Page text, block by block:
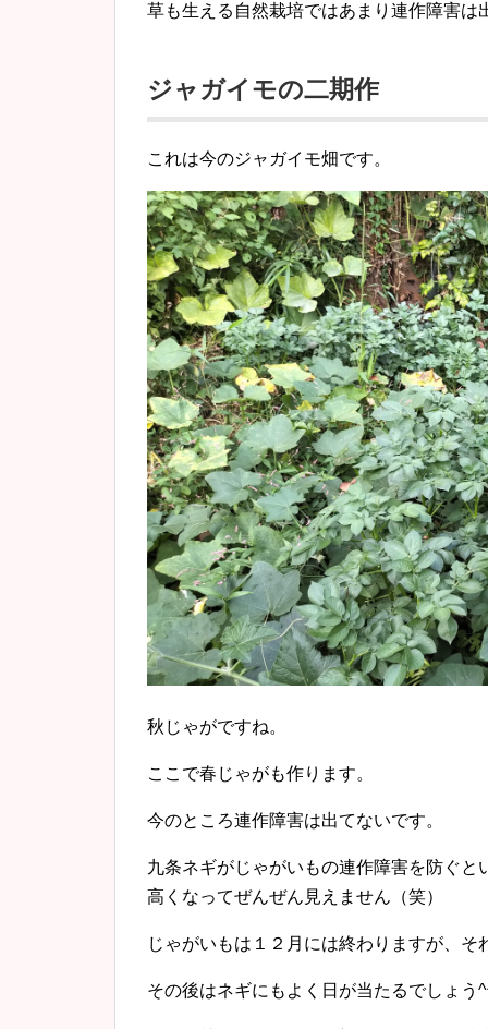
草も生える自然栽培ではあまり連作障害は
ジャガイモの二期作
これは今のジャガイモ畑です。
秋じゃがですね。
ここで春じゃがも作ります。
今のところ連作障害は出てないです。
九条ネギがじゃがいもの連作障害を防ぐ
高くなってぜんぜん見えません（笑）
じゃがいもは１２月には終わりますが、
その後はネギにもよく日が当たるでしょう